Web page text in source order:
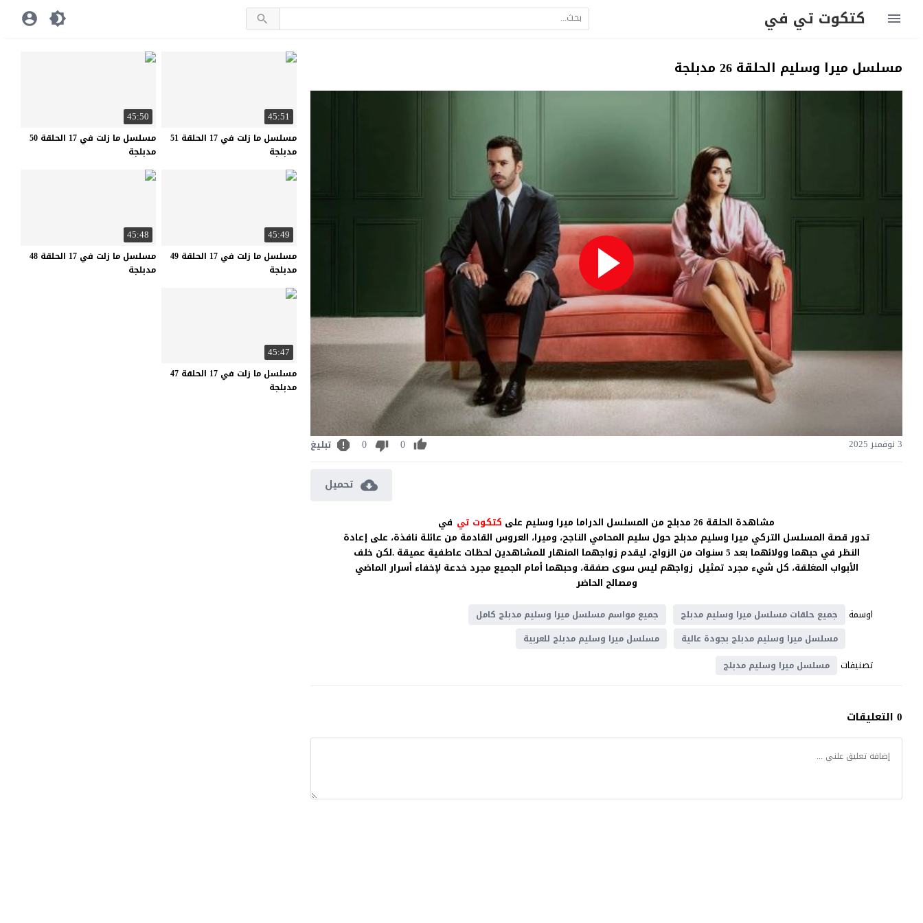
كتكوت تي في
مسلسل ميرا وسليم الحلقة 26 مدبلجة
3 نوفمبر 2025 0
0 تبليغ
تحميل
مشاهدة الحلقة 26 مدبلج من المسلسل الدراما ميرا وسليم على كتكوت تي في
تدور قصة المسلسل التركي ميرا وسليم مدبلج حول سليم المحامي الناجح، وميرا، العروس القادمة من عائلة نافذة، على إعادة
النظر في حبهما وولائهما بعد 5 سنوات من الزواج، ليقدم زواجهما المنهار للمشاهدين لحظات عاطفية عميقة .لكن خلف
الأبواب المغلقة، كل شيء مجرد تمثيل زواجهم ليس سوى صفقة، وحبهما أمام الجميع مجرد خدعة لإخفاء أسرار الماضي
ومصالح الحاضر
اوسمة
جميع حلقات مسلسل ميرا وسليم مدبلج
جميع مواسم مسلسل ميرا وسليم مدبلج كامل
مسلسل ميرا وسليم مدبلج بجودة عالية
مسلسل ميرا وسليم مدبلج للعربية
تصنيفات مسلسل ميرا وسليم مدبلج
0 التعليقات
45:51
مسلسل ما زلت في 17 الحلقة 51
مدبلجة
45:50
مسلسل ما زلت في 17 الحلقة 50
مدبلجة
45:49
مسلسل ما زلت في 17 الحلقة 49
مدبلجة
45:48
مسلسل ما زلت في 17 الحلقة 48
مدبلجة
45:47
مسلسل ما زلت في 17 الحلقة 47
مدبلجة